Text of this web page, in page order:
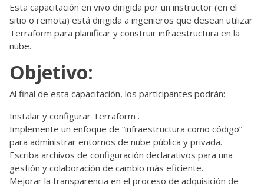
Esta capacitación en vivo dirigida por un instructor (en el
sitio o remota) está dirigida a ingenieros que desean utilizar
Terraform para planificar y construir infraestructura en la
nube.
Objetivo:
Al final de esta capacitación, los participantes podrán:
Instalar y configurar Terraform .
Implemente un enfoque de “infraestructura como código”
para administrar entornos de nube pública y privada.
Escriba archivos de configuración declarativos para una
gestión y colaboración de cambio más eficiente.
Mejorar la transparencia en el proceso de adquisición de